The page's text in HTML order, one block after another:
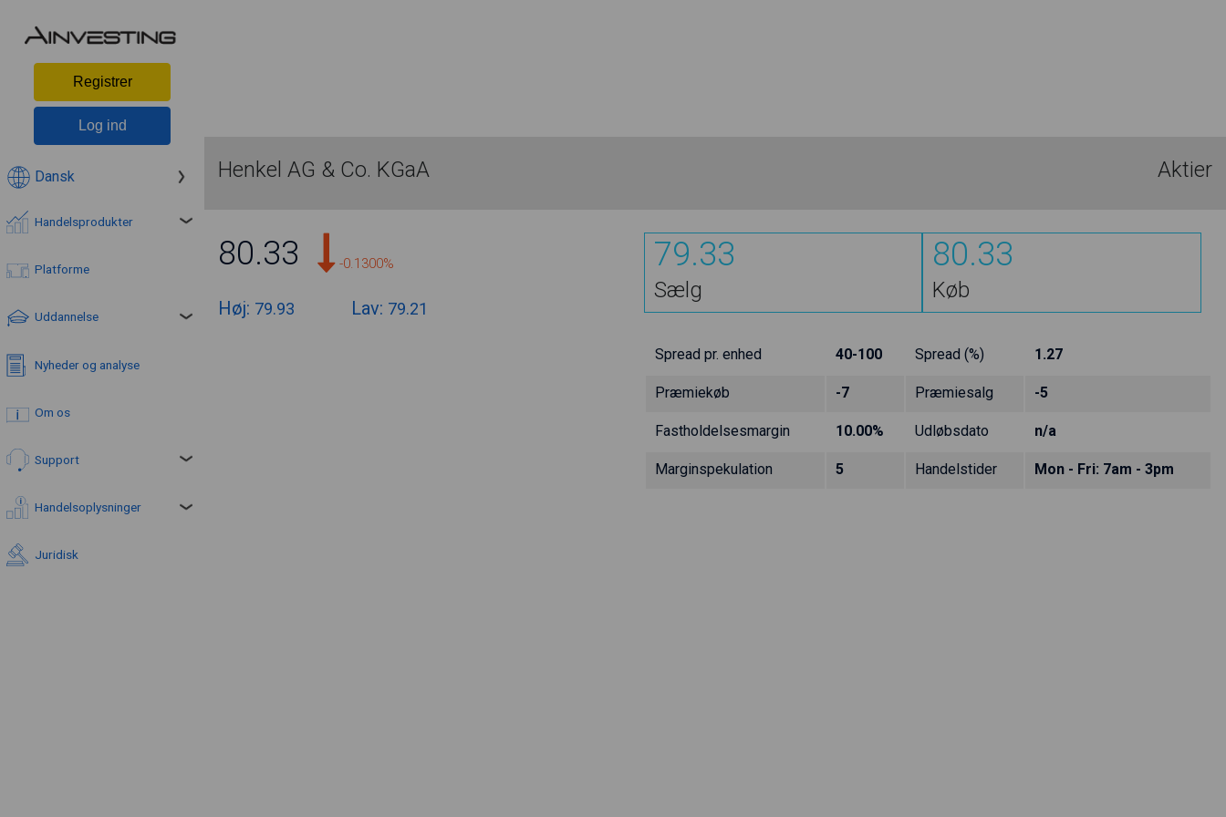
Registrer
Log ind
Dansk
Handelsprodukter
Platforme
Uddannelse
Nyheder og analyse
Om os
Support
Handelsoplysninger
Juridisk
Henkel AG & Co. KGaA Aktier
80.33 -0.1300%
Høj: 79.93 Lav: 79.21
79.33
Sælg
80.33
Køb
Spread pr. enhed 40-100 Spread (%) 1.27
Præmiekøb -7 Præmiesalg -5
Fastholdelsesmargin 10.00% Udløbsdato n/a
Marginspekulation 5 Handelstider Mon - Fri: 7am - 3pm